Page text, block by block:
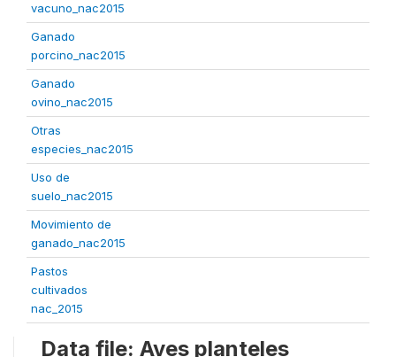
vacuno_nac2015
Ganado
porcino_nac2015
Ganado
ovino_nac2015
Otras
especies_nac2015
Uso de
suelo_nac2015
Movimiento de
ganado_nac2015
Pastos
cultivados
nac_2015
Data file: Aves planteles